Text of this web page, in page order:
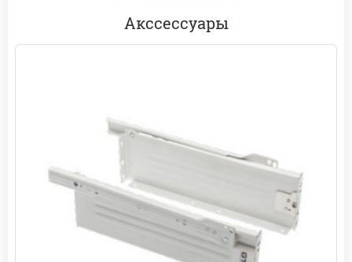
Акссессуары